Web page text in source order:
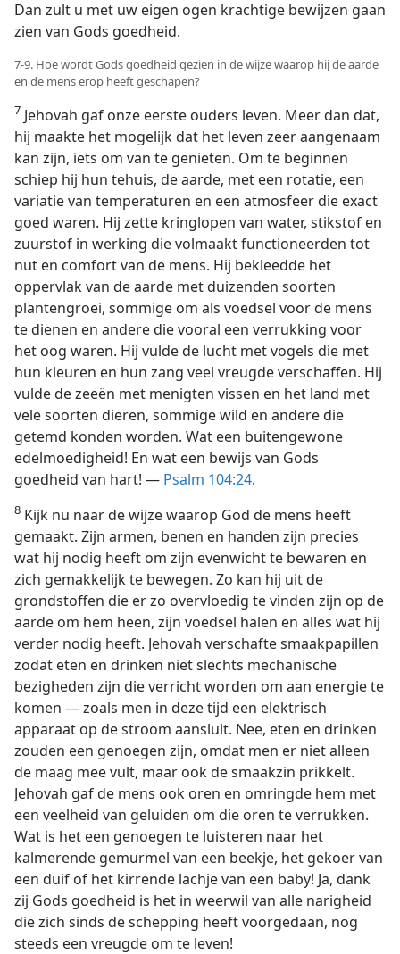
Dan zult u met uw eigen ogen krachtige bewijzen gaan
zien van Gods goedheid.
7-9. Hoe wordt Gods goedheid gezien in de wijze waarop hij de aarde
en de mens erop heeft geschapen?
7 Jehovah gaf onze eerste ouders leven. Meer dan dat,
hij maakte het mogelijk dat het leven zeer aangenaam
kan zijn, iets om van te genieten. Om te beginnen
schiep hij hun tehuis, de aarde, met een rotatie, een
variatie van temperaturen en een atmosfeer die exact
goed waren. Hij zette kringlopen van water, stikstof en
zuurstof in werking die volmaakt functioneerden tot
nut en comfort van de mens. Hij bekleedde het
oppervlak van de aarde met duizenden soorten
plantengroei, sommige om als voedsel voor de mens
te dienen en andere die vooral een verrukking voor
het oog waren. Hij vulde de lucht met vogels die met
hun kleuren en hun zang veel vreugde verschaffen. Hij
vulde de zeeën met menigten vissen en het land met
vele soorten dieren, sommige wild en andere die
getemd konden worden. Wat een buitengewone
edelmoedigheid! En wat een bewijs van Gods
goedheid van hart! — Psalm 104:24.
8 Kijk nu naar de wijze waarop God de mens heeft
gemaakt. Zijn armen, benen en handen zijn precies
wat hij nodig heeft om zijn evenwicht te bewaren en
zich gemakkelijk te bewegen. Zo kan hij uit de
grondstoffen die er zo overvloedig te vinden zijn op de
aarde om hem heen, zijn voedsel halen en alles wat hij
verder nodig heeft. Jehovah verschafte smaakpapillen
zodat eten en drinken niet slechts mechanische
bezigheden zijn die verricht worden om aan energie te
komen — zoals men in deze tijd een elektrisch
apparaat op de stroom aansluit. Nee, eten en drinken
zouden een genoegen zijn, omdat men er niet alleen
de maag mee vult, maar ook de smaakzin prikkelt.
Jehovah gaf de mens ook oren en omringde hem met
een veelheid van geluiden om die oren te verrukken.
Wat is het een genoegen te luisteren naar het
kalmerende gemurmel van een beekje, het gekoer van
een duif of het kirrende lachje van een baby! Ja, dank
zij Gods goedheid is het in weerwil van alle narigheid
die zich sinds de schepping heeft voorgedaan, nog
steeds een vreugde om te leven!